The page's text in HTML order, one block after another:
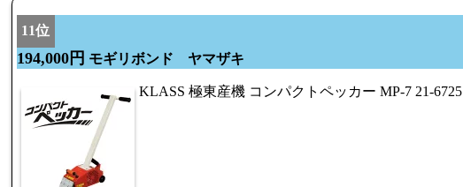
11位
194,000円 モギリボンド ヤマザキ
KLASS 極東産機 コンパクトペッカー MP-7 21-6725